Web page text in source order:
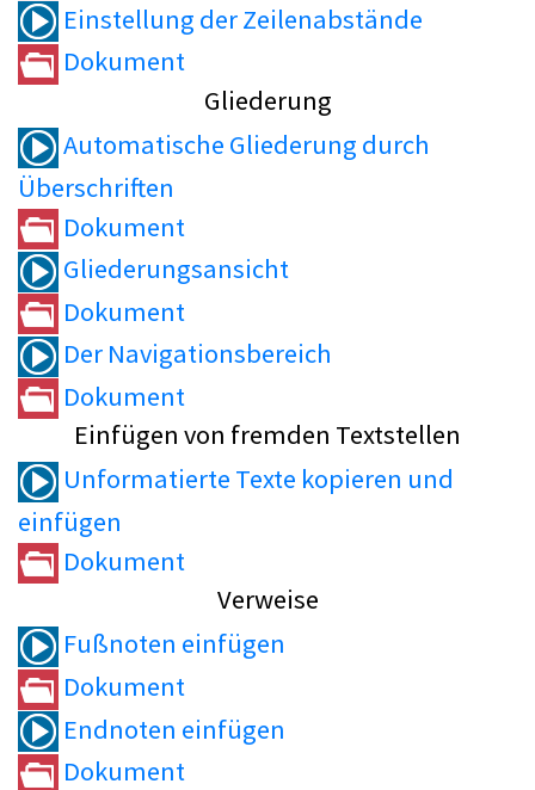
Einstellung der Zeilenabstände
Dokument
Gliederung
Automatische Gliederung durch
Überschriften
Dokument
Gliederungsansicht
Dokument
Der Navigationsbereich
Dokument
Einfügen von fremden Textstellen
Unformatierte Texte kopieren und
einfügen
Dokument
Verweise
Fußnoten einfügen
Dokument
Endnoten einfügen
Dokument